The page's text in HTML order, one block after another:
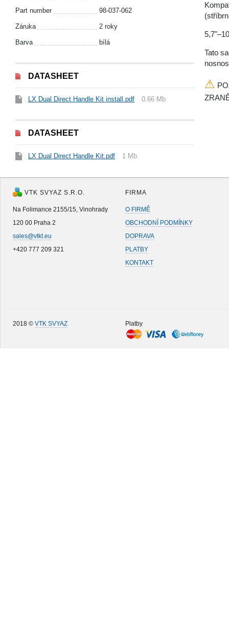
Part number 98-037-062
Záruka 2 roky
Barva bílá
DATASHEET
LX Dual Direct Handle Kit install.pdf 0.66 Mb
DATASHEET
LX Dual Direct Handle Kit.pdf 1 Mb
Tato
⚠
VTK SVYAZ S.R.O.
Na Folimance 2155/15, Vinohrady
120 00 Praha 2
sales@vtkt.eu
+420 777 209 321
FIRMA
O FIRMĚ
OBCHODNÍ PODMÍNKY
DOPRAVA
PLATBY
KONTAKT
2018 © VTK SVYAZ Platby